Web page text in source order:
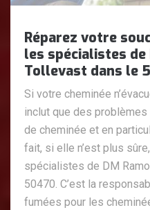
Réparez votre
les spécialistes de
Tollevast dans le
Si votre cheminée
inclut que des problèmes
de cheminée et en
fait, si elle n’est plus
spécialistes de DM
50470. C’est la
fumées pour les